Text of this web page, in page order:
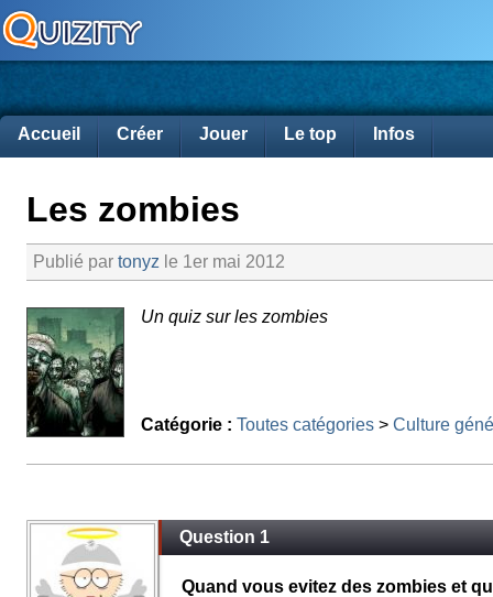
Accueil Créer Jouer Le top Infos
Les zombies
Publié par tonyz le 1er mai 2012
Un quiz sur les zombies
Catégorie : Toutes catégories > Culture
Question 1
Quand vous evitez des zombies et